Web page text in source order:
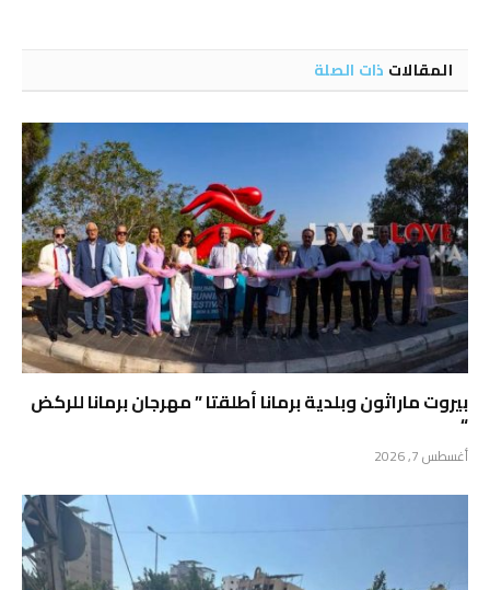
المقالات ذات الصلة
بيروت ماراثون وبلدية برمانا أطلقتا ” مهرجان برمانا للركض
“
أغسطس 7, 2026